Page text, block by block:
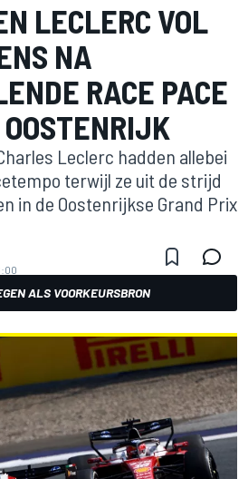
LECLERC VOL
NA
RACE PACE
Leclerc hadden allebei
terwijl ze uit de strijd
in de Oostenrijkse Grand Prix
ALS VOORKEURSBRON